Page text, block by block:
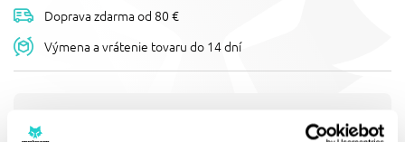
Doprava zdarma od 80 €
Výmena a vrátenie tovaru do 14 dní